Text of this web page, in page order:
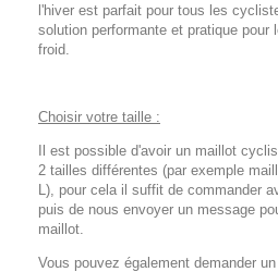
l'hiver est parfait pour tous les
solution performante et pratique pour
froid.
Choisir votre taille :
Il est possible d'avoir un maillot
2 tailles différentes (par exemple
L), pour cela il suffit de commander
puis de nous envoyer un message
maillot.
Vous pouvez également demander